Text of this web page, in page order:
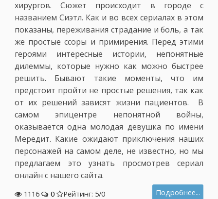
хирургов. Сюжет происходит в городе с
названием Сиэтл. Как и во всех сериалах в этом
показаны, переживания страдание и боль, а так
же простые ссоры и примирения. Перед этими
героями интересные истории, непонятные
дилеммы, которые нужно как можно быстрее
решить. Бывают такие моменты, что им
предстоит пройти не простые решения, так как
от их решений зависят жизни пациентов. В
самом эпицентре непонятной войны,
оказывается одна молодая девушка по имени
Мередит. Какие ожидают приключения наших
персонажей на самом деле, не известно, но мы
предлагаем это узнать просмотрев сериал
онлайн с нашего сайта.
1116 0 Рейтинг: 5/0 Подробнее...